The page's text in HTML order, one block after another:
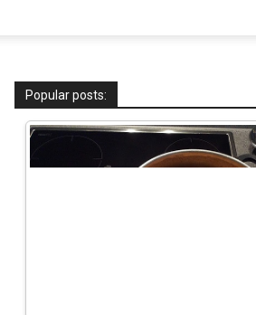
Popular posts: